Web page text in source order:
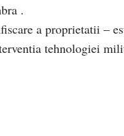
.
a proprietatii –
tehnologiei